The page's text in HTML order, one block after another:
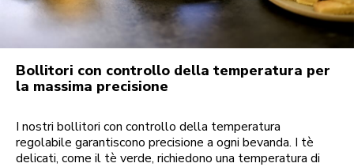
Bollitori con controllo della temperatura per
la massima precisione
I nostri bollitori con controllo della temperatura
regolabile garantiscono precisione a ogni bevanda. I tè
delicati, come il tè verde, richiedono una temperatura di